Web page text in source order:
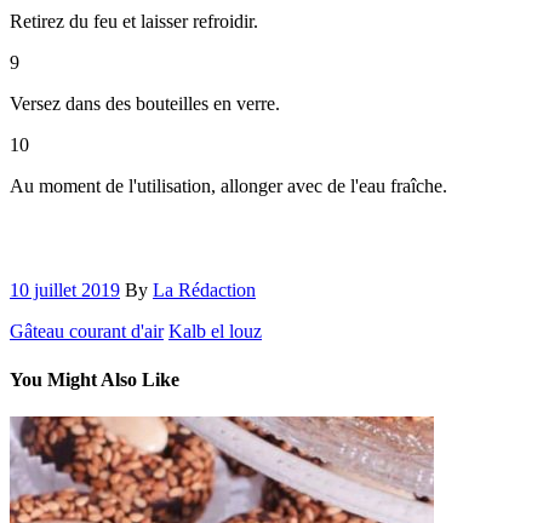
Retirez du feu et laisser refroidir.
9
Versez dans des bouteilles en verre.
10
Au moment de l'utilisation, allonger avec de l'eau fraîche.
10 juillet 2019 By La Rédaction
Gâteau courant d'air Kalb el louz
You Might Also Like